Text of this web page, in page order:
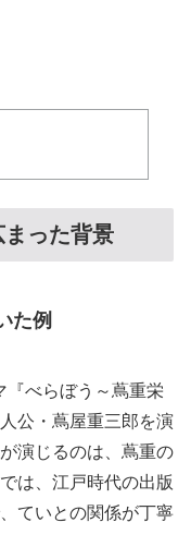
った背景
た例
『べらぼう～蔦重栄
公・蔦屋重三郎を演
演じるのは、蔦重の
は、江戸時代の出版
ていとの関係が丁寧